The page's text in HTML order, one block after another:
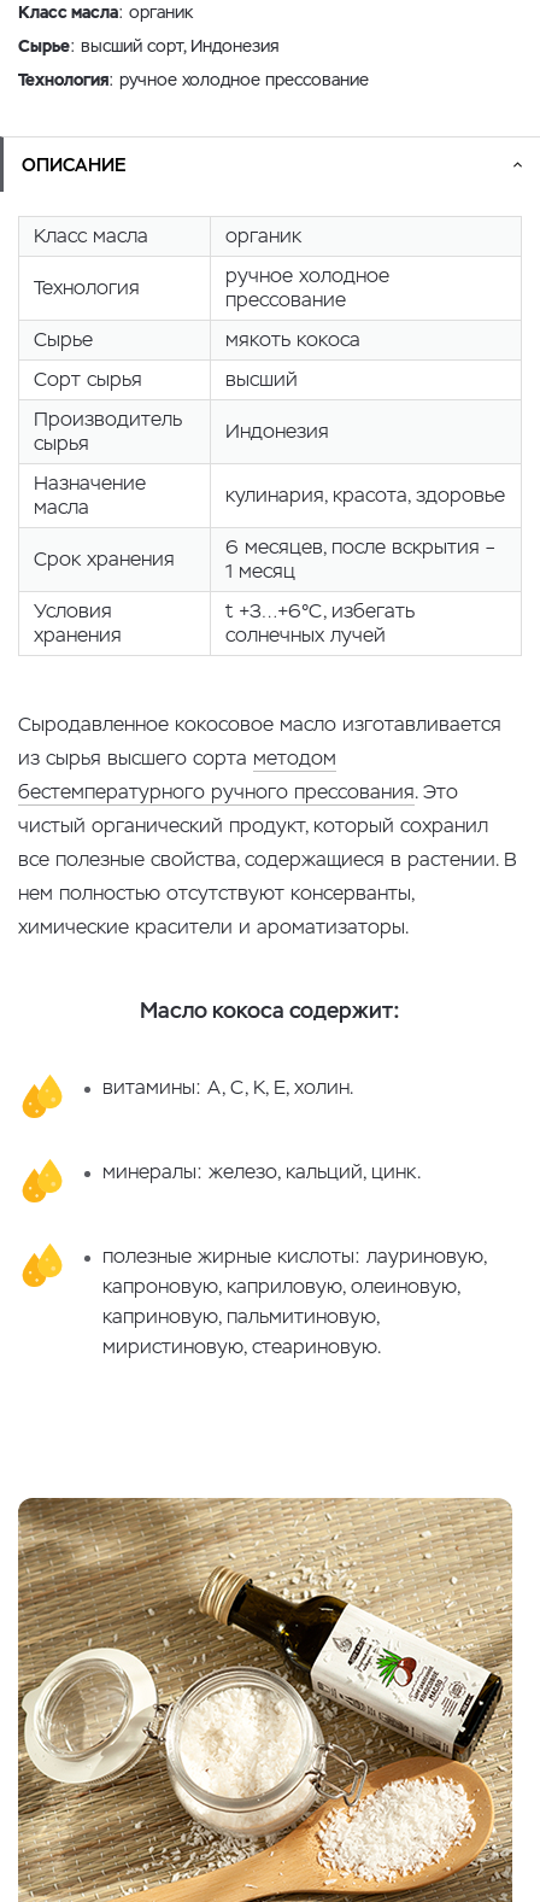
Класс масла: органик
Сырье: высший сорт, Индонезия
Технология: ручное холодное прессование
ОПИСАНИЕ
Класс масла органик
Технология
ручное холодное
прессование
Сырье
мякоть кокоса
Сорт сырья
высший
Производитель
сырья
Индонезия
Назначение
масла
кулинария, красота, здоровье
Срок хранения
6 месяцев, после вскрытия –
1 месяц
Условия
хранения
t +3…+6°С, избегать
солнечных лучей
Сыродавленное кокосовое масло изготавливается
из сырья высшего сорта методом
бестемпературного ручного прессования. Это
чистый органический продукт, который сохранил
все полезные свойства, содержащиеся в растении. В
нем полностью отсутствуют консерванты,
химические красители и ароматизаторы.
Масло кокоса содержит:
витамины: А, С, К, Е, холин.
минералы: железо, кальций, цинк.
полезные жирные кислоты: лауриновую,
капроновую, каприловую, олеиновую,
каприновую, пальмитиновую,
миристиновую, стеариновую.